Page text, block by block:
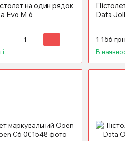
на один рядок
Evo M 6
Data
1 156 грн
В